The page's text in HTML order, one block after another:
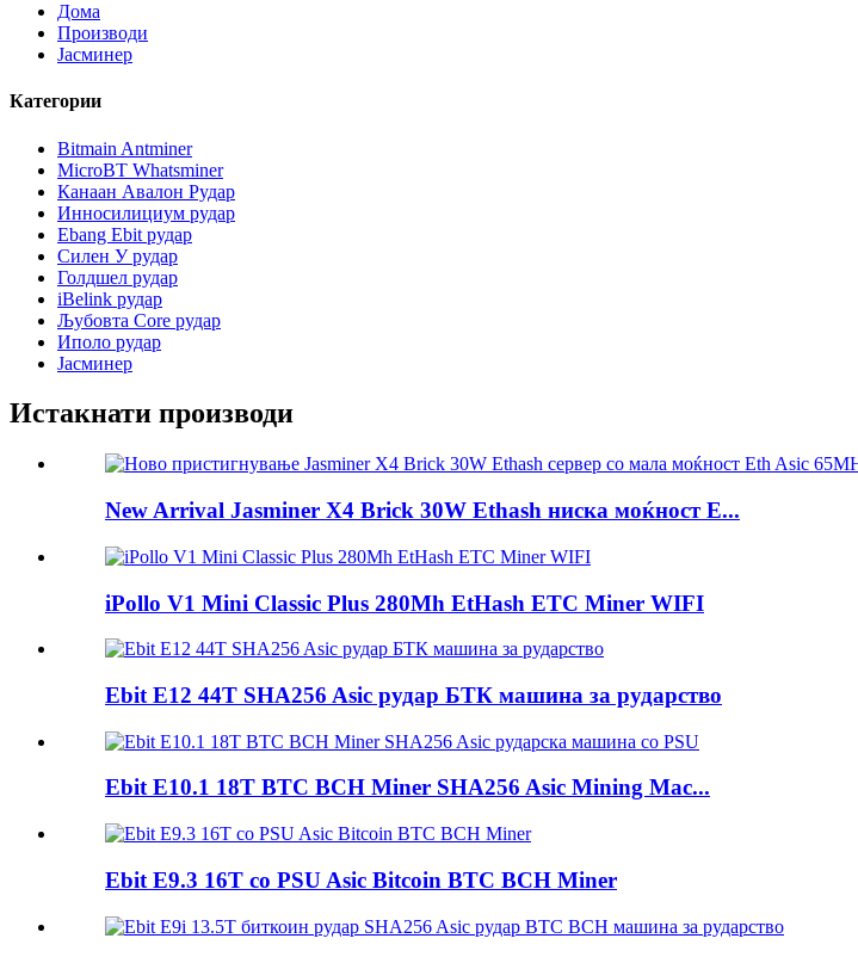
Дома
Производи
Јасминер
Категории
Bitmain Antminer
MicroBT Whatsminer
Канаан Авалон Рудар
Инносилициум рудар
Ebang Ebit рудар
Силен У рудар
Голдшел рудар
iBelink рудар
Љубовта Core рудар
Иполо рудар
Јасминер
Истакнати производи
New Arrival Jasminer X4 Brick 30W Ethash ниска моќност E...
iPollo V1 Mini Classic Plus 280Mh EtHash ETC Miner WIFI
Ebit E12 44T SHA256 Asic рудар БТК машина за рударство
Ebit E10.1 18T BTC BCH Miner SHA256 Asic Mining Mac...
Ebit E9.3 16T со PSU Asic Bitcoin BTC BCH Miner